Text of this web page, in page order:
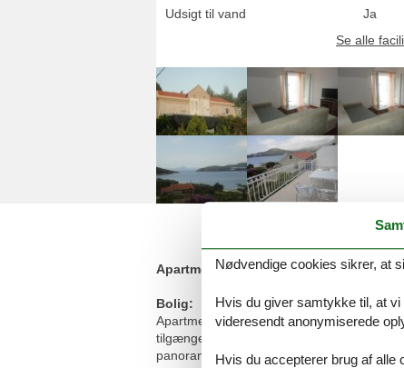
Udsigt til vand
Ja
Se alle
Apartments Marija Slano - Lejlighed
Bolig:
Apartments Marija er roligt beliggende
tilgængelig, så du kan udforske stedet lidt
panoramaudsigt over havet passer
Nødvendige cookies sikrer, at
Hvis du giver samtykke til, at
videresendt anonymiserede
Hvis du accepterer brug af alle